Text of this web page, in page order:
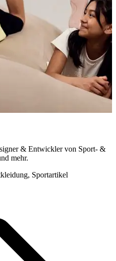
& Entwickler von Sport- &
mehr.
Sportartikel